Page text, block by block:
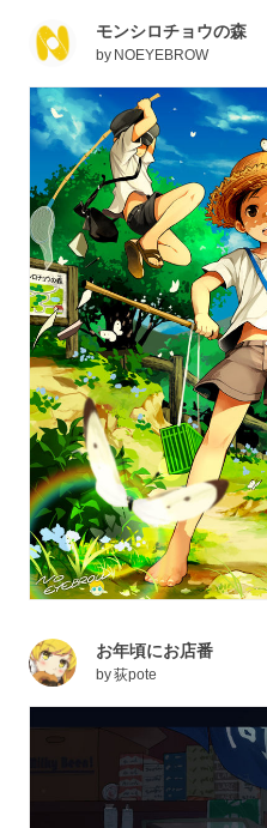
モンシロチョウの森
by NOEYEBROW
お年頃にお店番
by荻pote